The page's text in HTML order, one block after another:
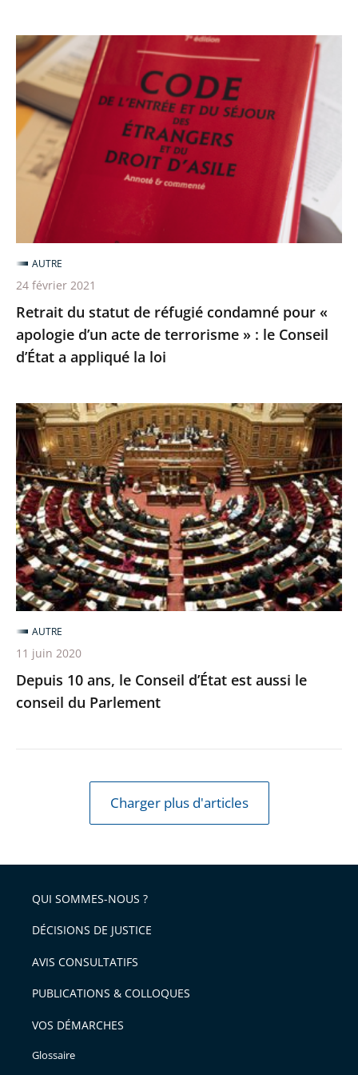
Retrait
du
statut
de
réfugié
condamné
pour
apologie
d’un
acte
de
terrorisme
»
:
Conseil
d’État
a
appliqué
la
loi
Retrait du statut de réfugié condamné pour «
apologie d’un acte de terrorisme » : le Conseil
d’État a appliqué la loi
AUTRE
24 février 2021
Depuis
10
ans,
le
Conseil
d’État
est
aussi
le
conseil
du
Parlement
Depuis 10 ans, le Conseil d’État est aussi le
conseil du Parlement
AUTRE
11 juin 2020
Charger plus d'articles
QUI SOMMES-NOUS ?
DÉCISIONS DE JUSTICE
AVIS CONSULTATIFS
PUBLICATIONS & COLLOQUES
VOS DÉMARCHES
Glossaire